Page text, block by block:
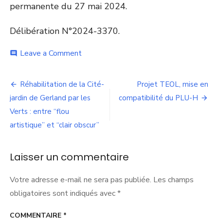
permanente du 27 mai 2024.
Délibération N°2024-3370.
comment Leave a Commenton
la
Bilan
programme
Navigation
de
l’article
Réhabilitation de la Cité-
jardin de Gerland par les
Verts : entre “flou
artistique” et “clair obscur”
Projet TEOL, mise en
compatibilité du PLU-H
Laisser un commentaire
Votre adresse e-mail ne sera pas publiée. Les champs
obligatoires sont indiqués avec*
COMMENTAIRE *